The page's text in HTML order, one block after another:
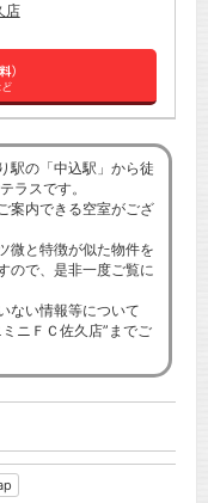
店
駅の「中込駅」から徒
ラスです。
案内できる空室がござ
微と特徴が似た物件を
ので、是非一度ご覧に
ない情報等について
ニＦＣ佐久店”までご